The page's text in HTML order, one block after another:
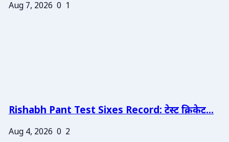
Aug 7, 2026 0 1
Rishabh Pant Test Sixes Record: टेस्ट क्रिकेट...
Aug 4, 2026 0 2